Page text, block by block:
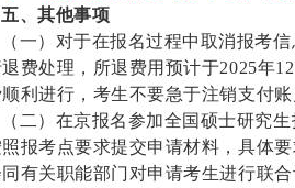
五、其他事项
（一）对于在报名过程中取消报考
费处理，所退费用预计于2025年12
利进行，考生不要急于注销支付
（二）在京报名参加全国硕士研究
报考点要求提交申请材料，具体
同有关职能部门对申请考生进行联